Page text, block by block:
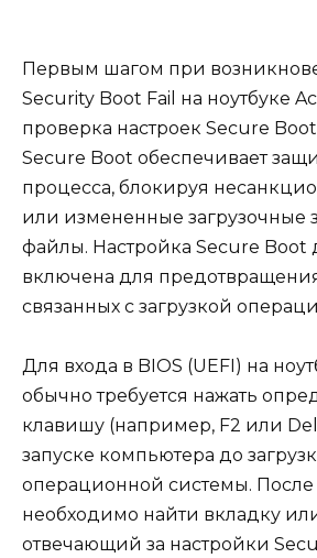
Первым шагом при
Security Boot Fail на ноутбуке
проверка настроек Secure Boot
Secure Boot обеспечивает
процесса, блокируя
или измененные загрузочные
файлы. Настройка Secure Boot
включена для
связанных с загрузкой
Для входа в BIOS (UEFI) на
обычно требуется нажать
клавишу (например, F2 или
запуске компьютера до
операционной системы. После
необходимо найти вкладку
отвечающий за настройки